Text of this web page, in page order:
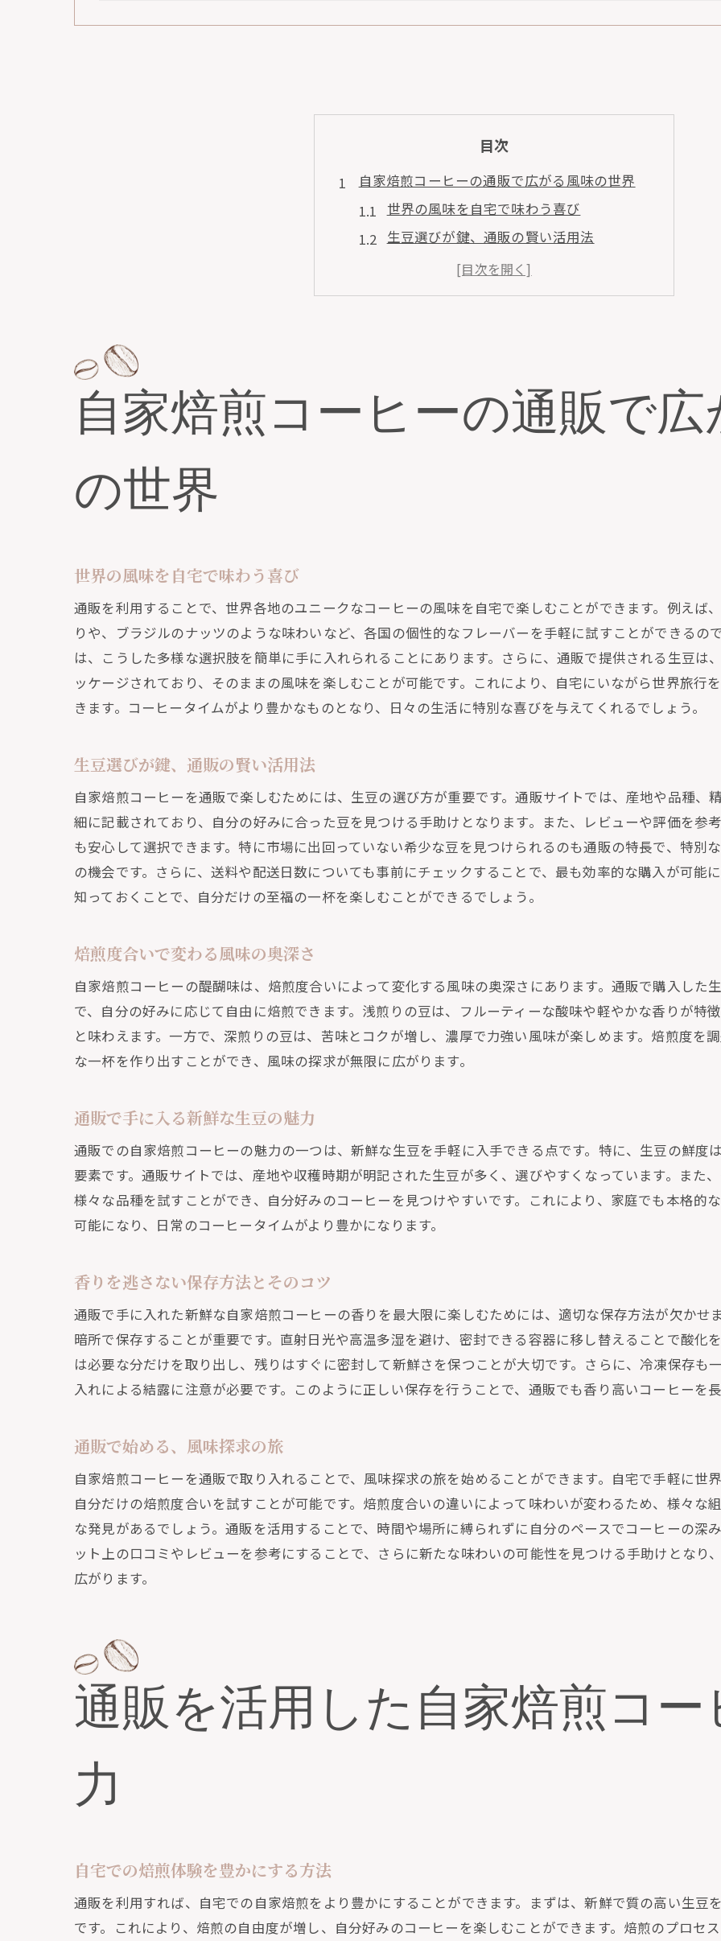
目次
自家焙煎コーヒーの通販で広がる風味の世界
世界の風味を自宅で味わう喜び
生豆選びが鍵、通販の賢い活用法
焙煎度合いで変わる風味の奥深さ
通販で手に入る新鮮な生豆の魅力
自宅での焙煎体験を豊かにする方法
自分好みの一杯を実現する調整技術
通販が可能にする多様な選択肢
豆の個性を活かした焙煎方法
お気に入りの産地豆を見つける楽しみ
焙煎度合いで変わるコーヒーの表情
自分の味覚に合った通販サイト選び
通販で始める焙煎初心者の第一歩
焙煎機材と通販のベストな組み合わせ
知識を深めるためのオンラインリソース
通販で手に入る焙煎のプロ向け豆
通販ならではの特別なサービスとは
新しい焙煎スタイルを通販で発見
自家焙煎を更に楽しむためのアイディア
自家焙煎コーヒー通販で探る味覚の冒険
未知の味を求める通販の活用法
焙煎度調整で広がる味覚の多様性
日常を彩るコーヒーの新しいスタイル
味覚の冒険を支える通販のポイント
通販で楽しむ自家焙煎の香り高い一杯
通販で手に入れる香りの秘密
香りを楽しむための焙煎テクニック
通販が可能にする香りの旅
風味を最大限に引き出す保存法
自家焙煎コーヒー通販がもたらす贅沢な時間
通販を活用したコーヒーライフスタイル
あなたの時間を豊かにする一杯の提供
自家焙煎コーヒーの通販で
の世界
世界の風味を自宅で味わう喜び
通販を利用することで、世界各地のユニークなコーヒーの風味を自宅で楽しむことができます。例えば
りや、ブラジルのナッツのような味わいなど、各国の個性的なフレーバーを手軽に試すことができるの
は、こうした多様な選択肢を簡単に手に入れられることにあります。さらに、通販で提供される生豆は
ッケージされており、そのままの風味を楽しむことが可能です。これにより、自宅にいながら世界旅行
きます。コーヒータイムがより豊かなものとなり、日々の生活に特別な喜びを与えてくれるでしょう。
生豆選びが鍵、通販の賢い活用法
自家焙煎コーヒーを通販で楽しむためには、生豆の選び方が重要です。通販サイトでは、産地や品種、
細に記載されており、自分の好みに合った豆を見つける手助けとなります。また、レビューや評価を参
も安心して選択できます。特に市場に出回っていない希少な豆を見つけられるのも通販の特長で、特別
の機会です。さらに、送料や配送日数についても事前にチェックすることで、最も効率的な購入が可能
知っておくことで、自分だけの至福の一杯を楽しむことができるでしょう。
焙煎度合いで変わる風味の奥深さ
自家焙煎コーヒーの醍醐味は、焙煎度合いによって変化する風味の奥深さにあります。通販で購入した
で、自分の好みに応じて自由に焙煎できます。浅煎りの豆は、フルーティーな酸味や軽やかな香りが特
と味わえます。一方で、深煎りの豆は、苦味とコクが増し、濃厚で力強い風味が楽しめます。焙煎度を
な一杯を作り出すことができ、風味の探求が無限に広がります。
通販で手に入る新鮮な生豆の魅力
通販での自家焙煎コーヒーの魅力の一つは、新鮮な生豆を手軽に入手できる点です。特に、生豆の鮮度
要素です。通販サイトでは、産地や収穫時期が明記された生豆が多く、選びやすくなっています。また
様々な品種を試すことができ、自分好みのコーヒーを見つけやすいです。これにより、家庭でも本格的
可能になり、日常のコーヒータイムがより豊かになります。
香りを逃さない保存方法とそのコツ
通販で手に入れた新鮮な自家焙煎コーヒーの香りを最大限に楽しむためには、適切な保存方法が欠かせ
暗所で保存することが重要です。直射日光や高温多湿を避け、密封できる容器に移し替えることで酸化
は必要な分だけを取り出し、残りはすぐに密封して新鮮さを保つことが大切です。さらに、冷凍保存も
入れによる結露に注意が必要です。このように正しい保存を行うことで、通販でも香り高いコーヒーを
通販で始める、風味探求の旅
自家焙煎コーヒーを通販で取り入れることで、風味探求の旅を始めることができます。自宅で手軽に世
自分だけの焙煎度合いを試すことが可能です。焙煎度合いの違いによって味わいが変わるため、様々な
な発見があるでしょう。通販を活用することで、時間や場所に縛られずに自分のペースでコーヒーの深
ット上の口コミやレビューを参考にすることで、さらに新たな味わいの可能性を見つける手助けとなり
広がります。
通販を活用した自家焙煎コ
力
自宅での焙煎体験を豊かにする方法
通販を利用すれば、自宅での自家焙煎をより豊かにすることができます。まずは、新鮮で質の高い生豆
です。これにより、焙煎の自由度が増し、自分好みのコーヒーを楽しむことができます。焙煎のプロセ